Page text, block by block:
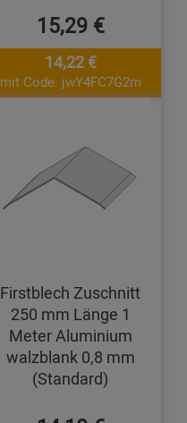
15,29 €
14,22 €
mit Code: jwY4FC7G2m
Firstblech Zuschnitt
250 mm Länge 1
Meter Aluminium
walzblank 0,8 mm
(Standard)